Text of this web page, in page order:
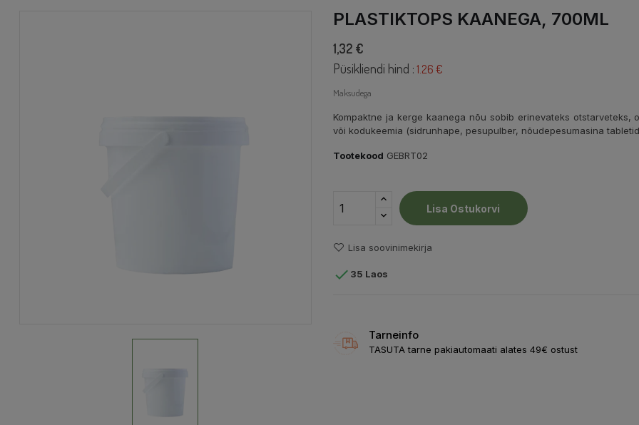
PLASTIKTOPS KAANEGA, 700ML
1,32 €
Püsikliendi hind : 1.26 €
Maksudega
Kompaktne ja kerge kaanega nõu sobib erinevateks
või kodukeemia (sidrunhape, pesupulber, nõudepesumasina
Tootekood GEBRT02
Lisa Ostukorvi
Lisa soovinimekirja
 35 Laos
Tarneinfo
TASUTA tarne pakiautomaati alates 49€ ostust